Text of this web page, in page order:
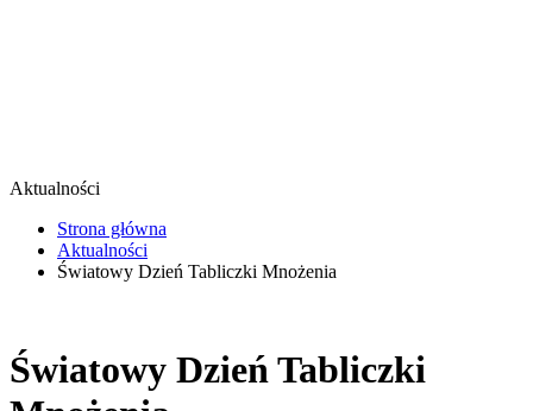
Aktualności
Strona główna
Aktualności
Światowy Dzień Tabliczki Mnożenia
Światowy Dzień Tabliczki